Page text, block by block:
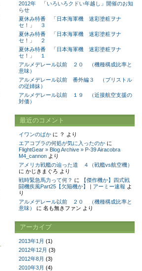
2012年 「いろいろクドい年越し」開催のお知
らせ
夏休み特番 「日本海軍機 迷彩塗粧ヲナ
セ！」 ３
夏休み特番 「日本海軍機 迷彩塗粧ヲナ
セ！」 ２
夏休み特番 「日本海軍機 迷彩塗粧ヲナ
セ！」 １
アルメデレール以前 ２０ （機種構成比率と
意味）
アルメデレール以前 番外編３ （ブリストル
の従姉妹）
アルメデレール以前 １９ （近接航空支援の
対価）
最近のコメント
イワンのばかに ？
より
エアコブラの何処が気に入ったのかに
FlightGear » Blog Archive » P-39 Airacobra
M4_cannonより
アメリカ戦艦の辿った道 ４（戦艦vs航空機）
に かじきまぐろ より
戦時緊急馬力って何？ に
【傑作機か】四式戦
闘機疾風Part25【欠陥機か】 | アーミー速報 よ
り
アルメデレール以前 ２０ （機種構成比率と
意味）
に 名も無きファン より
アーカイブ
2013年1月 (1)
2012年12月 (3)
2012年8月 (3)
2010年3月 (4)